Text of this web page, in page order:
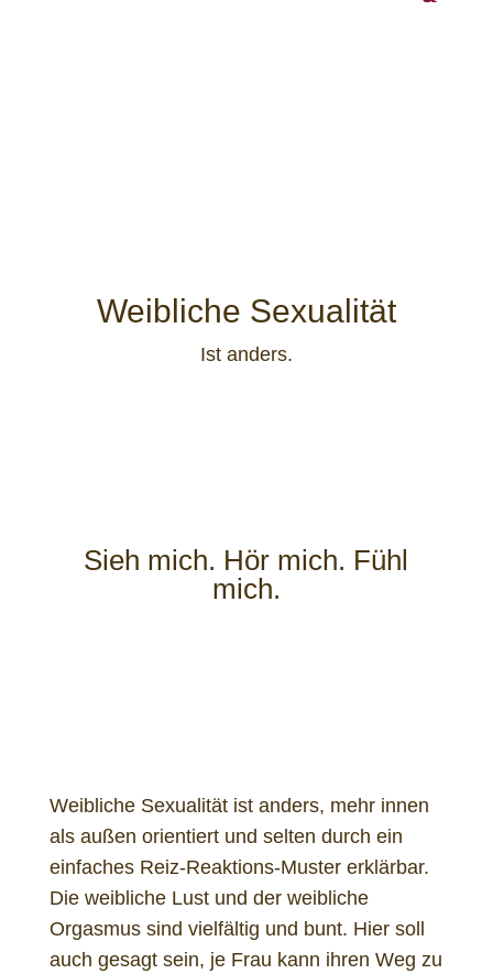
Weibliche Sexualität
Ist anders.
Sieh mich. Hör mich. Fühl
mich.
Weibliche Sexualität ist anders, mehr innen
als außen orientiert und selten durch ein
einfaches Reiz-Reaktions-Muster erklärbar.
Die weibliche Lust und der weibliche
Orgasmus sind vielfältig und bunt. Hier soll
auch gesagt sein, je Frau kann ihren Weg zu